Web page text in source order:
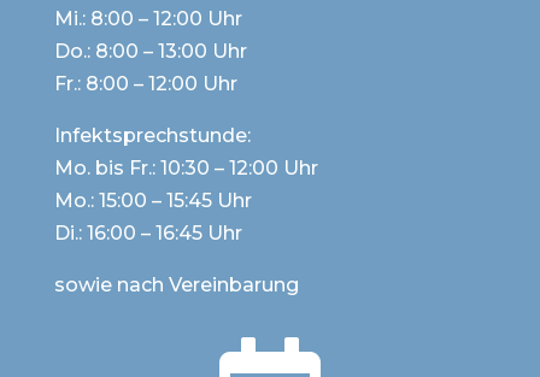
Mi.: 8:00 – 12:00 Uhr
Do.: 8:00 – 13:00 Uhr
Fr.: 8:00 – 12:00 Uhr
Infektsprechstunde:
Mo. bis Fr.: 10:30 – 12:00 Uhr
Mo.: 15:00 – 15:45 Uhr
Di.: 16:00 – 16:45 Uhr
sowie nach Vereinbarung